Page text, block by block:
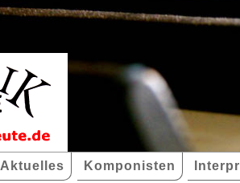
Aktuelles Komponisten